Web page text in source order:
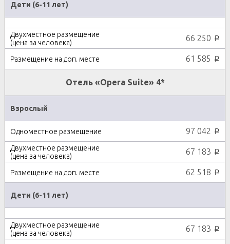
Дети (6-11 лет)
66 250 p
61 585 p
Отель «Opera Suite» 4*
Взрослый
97 042 p
67 183 p
62 518 p
Дети (6-11 лет)
67 183 p